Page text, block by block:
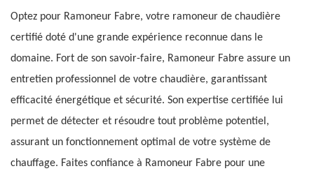
Optez pour Ramoneur Fabre, votre ramoneur de chaudière
certifié doté d'une grande expérience reconnue dans le
domaine. Fort de son savoir-faire, Ramoneur Fabre assure un
entretien professionnel de votre chaudière, garantissant
efficacité énergétique et sécurité. Son expertise certifiée lui
permet de détecter et résoudre tout problème potentiel,
assurant un fonctionnement optimal de votre système de
chauffage. Faites confiance à Ramoneur Fabre pour une